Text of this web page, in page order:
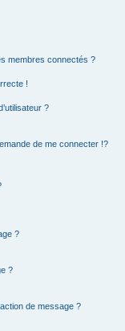
membres connectés ?
!
?
de me connecter !?
?
?
de message ?